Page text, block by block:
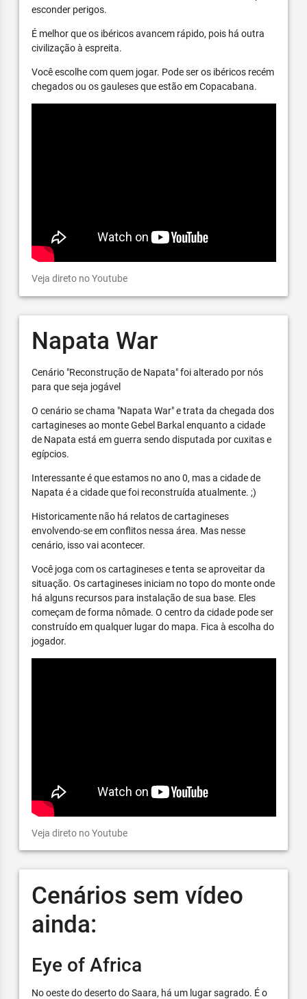
esconder perigos.
É melhor que os ibéricos avancem rápido, pois há outra
civilização à espreita.
Você escolhe com quem jogar. Pode ser os ibéricos recém
chegados ou os gauleses que estão em Copacabana.
Veja direto no Youtube
Napata War
Cenário "Reconstrução de Napata" foi alterado por nós
para que seja jogável
O cenário se chama "Napata War" e trata da chegada dos
cartagineses ao monte Gebel Barkal enquanto a cidade
de Napata está em guerra sendo disputada por cuxitas e
egípcios.
Interessante é que estamos no ano 0, mas a cidade de
Napata é a cidade que foi reconstruída atualmente. ;)
Historicamente não há relatos de cartagineses
envolvendo-se em conflitos nessa área. Mas nesse
cenário, isso vai acontecer.
Você joga com os cartagineses e tenta se aproveitar da
situação. Os cartagineses iniciam no topo do monte onde
há alguns recursos para instalação de sua base. Eles
começam de forma nômade. O centro da cidade pode ser
construído em qualquer lugar do mapa. Fica à escolha do
jogador.
Veja direto no Youtube
Cenários sem vídeo
ainda:
Eye of Africa
No oeste do deserto do Saara, há um lugar sagrado. É o